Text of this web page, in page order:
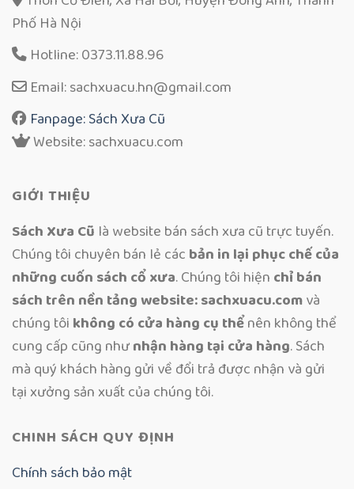
Phố Hà Nội
Hotline: 0373.11.88.96
Email: sachxuacu.hn@gmail.com
Fanpage: Sách Xưa Cũ
Website: sachxuacu.com
GIỚI THIỆU
Sách Xưa Cũ là website bán sách xưa cũ trực tuyến.
Chúng tôi chuyên bán lẻ các bản in lại phục chế của
những cuốn sách cổ xưa. Chúng tôi hiện chỉ bán
sách trên nền tảng website: sachxuacu.comvà
chúng tôi không có cửa hàng cụ thểnên không thể
cung cấp cũng nhưnhận hàng tại cửa hàng. Sách
mà quý khách hàng gửi về đổi trả được nhận và gửi
tại xưởng sản xuất của chúng tôi.
CHINH SÁCH QUY ĐỊNH
Chính sách bảo mật